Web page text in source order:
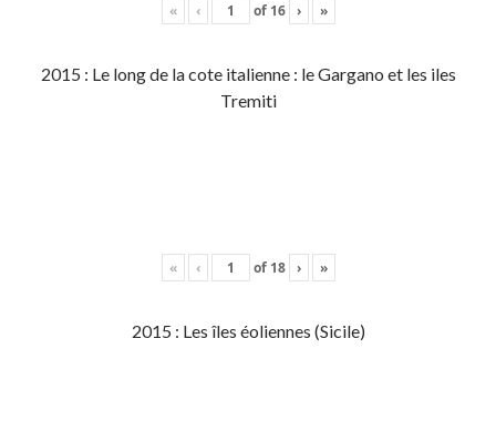
« ‹ of 16 › »
2015 : Le long de la cote italienne : le Gargano et les iles
Tremiti
« ‹ of 18 › »
2015 : Les îles éoliennes (Sicile)